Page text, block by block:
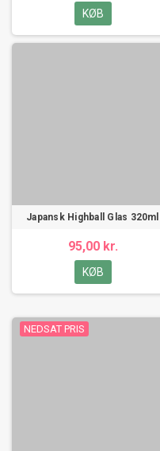
KØB
Japansk Highball Glas 320ml
95,00 kr.
KØB
NEDSAT PRIS